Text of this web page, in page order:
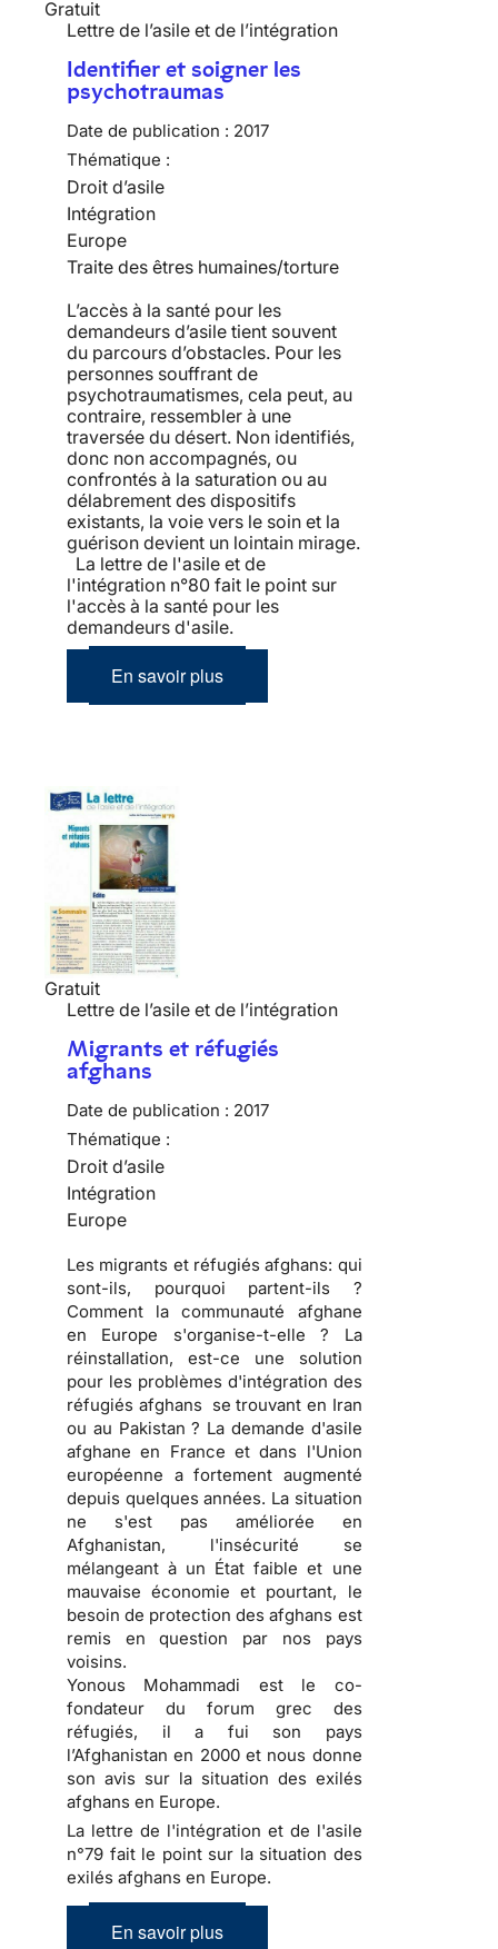
Gratuit
Lettre de l’asile et de l’intégration
Identifier et soigner les
psychotraumas
Date de publication : 2017
Thématique :
Droit d’asile
Intégration
Europe
Traite des êtres humaines/torture
L’accès à la santé pour les
demandeurs d’asile tient souvent
du parcours d’obstacles. Pour les
personnes souffrant de
psychotraumatismes, cela peut, au
contraire, ressembler à une
traversée du désert. Non identifiés,
donc non accompagnés, ou
confrontés à la saturation ou au
délabrement des dispositifs
existants, la voie vers le soin et la
guérison devient un lointain mirage.
La lettre de l'asile et de
l'intégration n°80 fait le point sur
l'accès à la santé pour les
demandeurs d'asile.
En savoir plus
Gratuit
Lettre de l’asile et de l’intégration
Migrants et réfugiés
afghans
Date de publication : 2017
Thématique :
Droit d’asile
Intégration
Europe
Les migrants et réfugiés afghans: qui
sont-ils, pourquoi partent-ils ?
Comment la communauté afghane
en Europe s'organise-t-elle ? La
réinstallation, est-ce une solution
pour les problèmes d'intégration des
réfugiés afghans se trouvant en Iran
ou au Pakistan ? La demande d'asile
afghane en France et dans l'Union
européenne a fortement augmenté
depuis quelques années. La situation
ne s'est pas améliorée en
Afghanistan, l'insécurité se
mélangeant à un État faible et une
mauvaise économie et pourtant, le
besoin de protection des afghans est
remis en question par nos pays
voisins.
Yonous Mohammadi est le co-
fondateur du forum grec des
réfugiés, il a fui son pays
l’Afghanistan en 2000 et nous donne
son avis sur la situation des exilés
afghans en Europe.
La lettre de l'intégration et de l'asile
n°79 fait le point sur la situation des
exilés afghans en Europe.
En savoir plus